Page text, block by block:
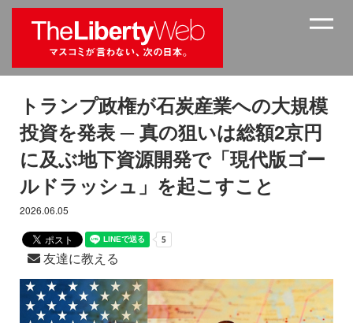
トランプ政権が石炭産業への大規模
投資を発表 ─ 真の狙いは総額2京円
に及ぶ地下資源開発で「現代版ゴー
ルドラッシュ」を起こすこと
2026.06.05
友達に教える